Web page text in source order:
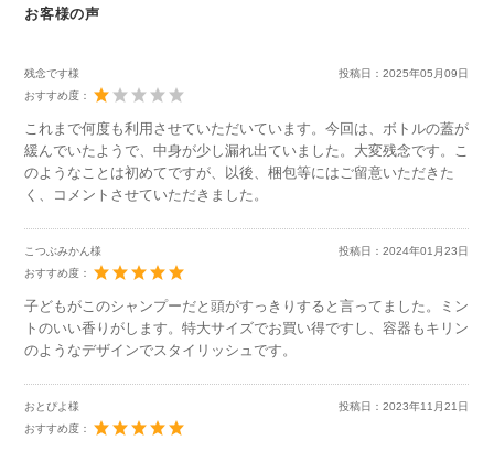
お客様の声
残念です様 投稿日：2025年05月09日
おすすめ度：
これまで何度も利用させていただいています。今回は、ボトルの蓋が
緩んでいたようで、中身が少し漏れ出ていました。大変残念です。こ
のようなことは初めてですが、以後、梱包等にはご留意いただきた
く、コメントさせていただきました。
こつぶみかん様 投稿日：2024年01月23日
おすすめ度：
子どもがこのシャンプーだと頭がすっきりすると言ってました。ミン
トのいい香りがします。特大サイズでお買い得ですし、容器もキリン
のようなデザインでスタイリッシュです。
おとぴよ様 投稿日：2023年11月21日
おすすめ度：